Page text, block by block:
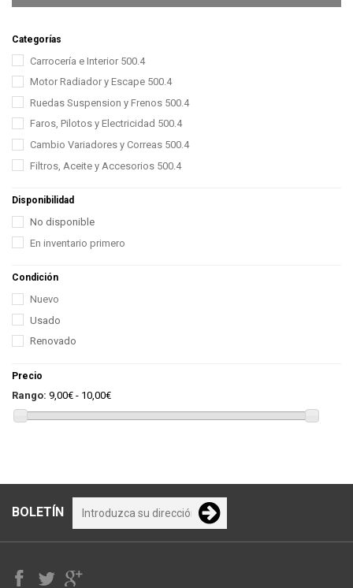
Categorías
Carrocería e Interior 500.4
Motor Radiador y Escape 500.4
Ruedas Suspension y Frenos 500.4
Faros, Pilotos y Electricidad 500.4
Cambio Variadores y Correas 500.4
Filtros, Aceite y Accesorios 500.4
Disponibilidad
No disponible
En inventario primero
Condición
Nuevo
Usado
Renovado
Precio
Rango: 9,00€ - 10,00€
BOLETÍN